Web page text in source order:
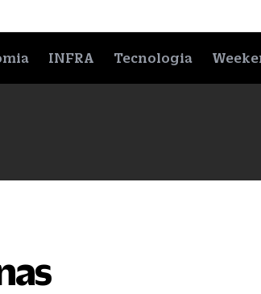
INFRA Tecnologia